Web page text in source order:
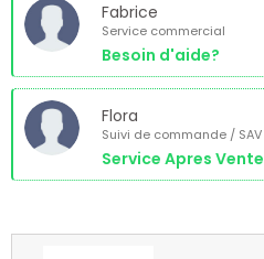
Fabrice
Service commercial
Besoin d'aide?
Flora
Suivi de commande / SAV
Service Apres Vente